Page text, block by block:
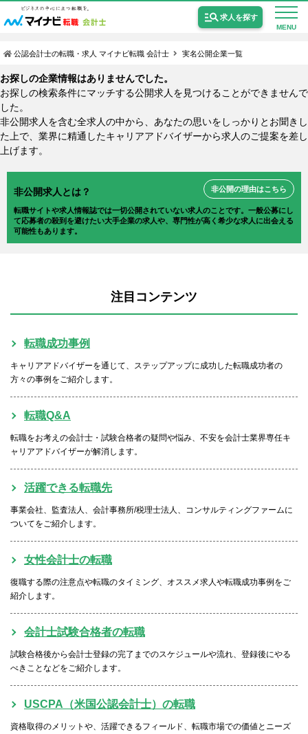
MENU
求人を探す
公認会計士の求人
公認会計士試験合格向けの求人
USCPA（米国公認会計士）の求人
転職お役立ち情報
非公開求人とは？
公認会計士の転職・求人 マイナビ転職 会計士 実名公開企業一覧
お探しの企業情報はありませんでした。
お探しの検索条件にマッチする公開求人を見つけることができませんで
した。
非公開求人を含む全求人の中から、あなたの思いをしっかりとお聞きし
た上で、業界に精通したキャリアアドバイザーから求人のご提案を差し
上げます。
非公開求人とは？
転職サイトや求人情報誌では一切公開されていない求人のことです。一般公募にし
て応募者の殺到を避けたい大手企業の求人や、専門性が高く希少な求人に出会える
可能性もあります。
非公開の理由はこちら
注目コンテンツ
転職成功事例
キャリアアドバイザーを通じて、ステップアップに成功した転職成功者の
方々の事例をご紹介します。
転職Q&A
転職をお考えの会計士・試験合格者の疑問や悩み、不安を会計士業界専任キ
ャリアアドバイザーが解消します。
活躍できる転職先
事業会社、監査法人、会計事務所/税理士法人、コンサルティングファームに
ついてをご紹介します。
女性会計士の転職
復職する際の注意点や転職のタイミング、オススメ求人や転職成功事例をご
紹介します。
会計士試験合格者の転職
試験合格後から会計士登録の完了までのスケジュールや流れ、登録後にやる
べきことなどをご紹介します。
USCPA（米国公認会計士）の転職
資格取得のメリットや、活躍できるフィールド、転職市場での価値とニーズ